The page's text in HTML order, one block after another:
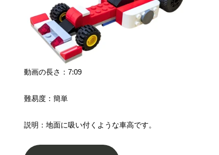
動画の長さ：7:09
難易度：簡単
説明：地面に吸い付くような車高です。